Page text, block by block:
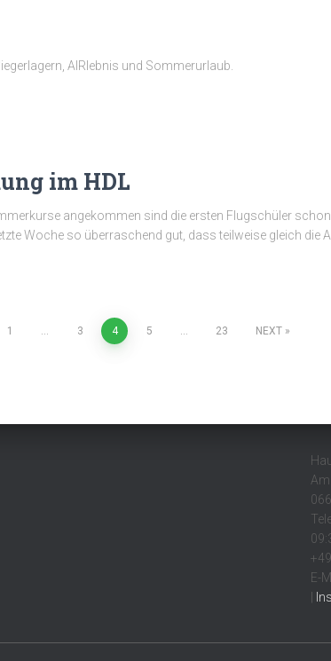
AIRlebnis und Sommerurlaub.
im HDL
angekommen sind die ersten Flugschüler
Woche so überraschend gut, dass teilweise gleich die
1 … 3 4 5 … 23 NEXT
E-